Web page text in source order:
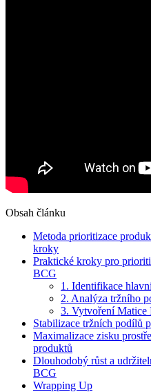
Obsah článku
Metoda prioritizace
kroky
Praktické kroky pro
BCG
1. Identifikace
2. Analýza tržního
3. Vytvoření Matice
Stabilizace tržních podílů
Maximalizace zisku
produktů
Dlouhodobý růst a
BCG
Wrapping Up